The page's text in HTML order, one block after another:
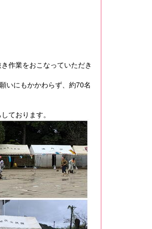
作業をおこなっていただき
いにもかかわらず、約70名
ております。